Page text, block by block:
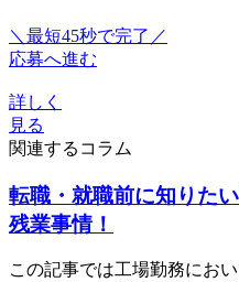
＼最短45秒で完了／
応募へ進む
詳しく
見る
関連するコラム
転職・就職前に知りた
残業事情！
この記事では工場勤務にお